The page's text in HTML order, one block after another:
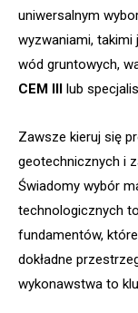
uniwersalnym
wyzwaniami,
wód gruntowych,
CEM III lub
Zawsze kieruj się
geotechnicznych i
Świadomy wybór
technologicznych
fundamentów,
dokładne
wykonawstwa to